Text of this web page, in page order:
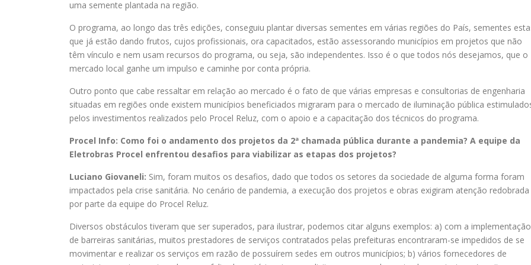
uma semente plantada na região.
O programa, ao longo das três edições, conseguiu plantar diversas sementes em várias regiões do País, sementes
que já estão dando frutos, cujos profissionais, ora capacitados, estão assessorando municípios em projetos que não
têm vínculo e nem usam recursos do programa, ou seja, são independentes. Isso é o que todos nós desejamos, que o
mercado local ganhe um impulso e caminhe por conta própria.
Outro ponto que cabe ressaltar em relação ao mercado é o fato de que várias empresas e consultorias de engenharia
situadas em regiões onde existem municípios beneficiados migraram para o mercado de iluminação pública
pelos investimentos realizados pelo Procel Reluz, com o apoio e a capacitação dos técnicos do programa.
Procel Info: Como foi o andamento dos projetos da 2ª chamada pública durante a pandemia? A equipe da
Eletrobras Procel enfrentou desafios para viabilizar as etapas dos projetos?
Luciano Giovaneli: Sim, foram muitos os desafios, dado que todos os setores da sociedade de alguma forma foram
impactados pela crise sanitária. No cenário de pandemia, a execução dos projetos e obras exigiram atenção redobrada
por parte da equipe do Procel Reluz.
Diversos obstáculos tiveram que ser superados, para ilustrar, podemos citar alguns exemplos: a) com a implementação
de barreiras sanitárias, muitos prestadores de serviços contratados pelas prefeituras encontraram-se impedidos de se
movimentar e realizar os serviços em razão de possuírem sedes em outros municípios; b) vários fornecedores de